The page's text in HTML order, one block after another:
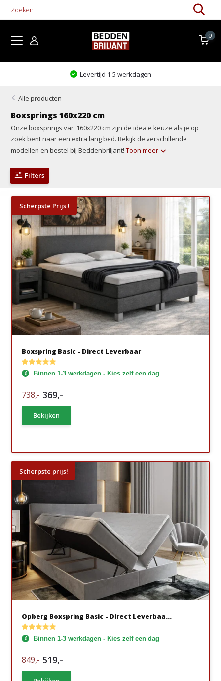
0
Kom proefliggen!
Alle producten
Boxsprings 160x220 cm
Onze boxsprings van 160x220 cm zijn de ideale keuze als je op
zoek bent naar een extra lang bed. Bekijk de verschillende
modellen en bestel bij Beddenbriljant!Toon meer
Filters
Scherpste Prijs !
Boxspring Basic - Direct Leverbaar
Binnen 1-3 werkdagen - Kies zelf een dag
738,- 369,-
Bekijken
Scherpste prijs!
Opberg Boxspring Basic - Direct Leverbaa...
Binnen 1-3 werkdagen - Kies zelf een dag
849,- 519,-